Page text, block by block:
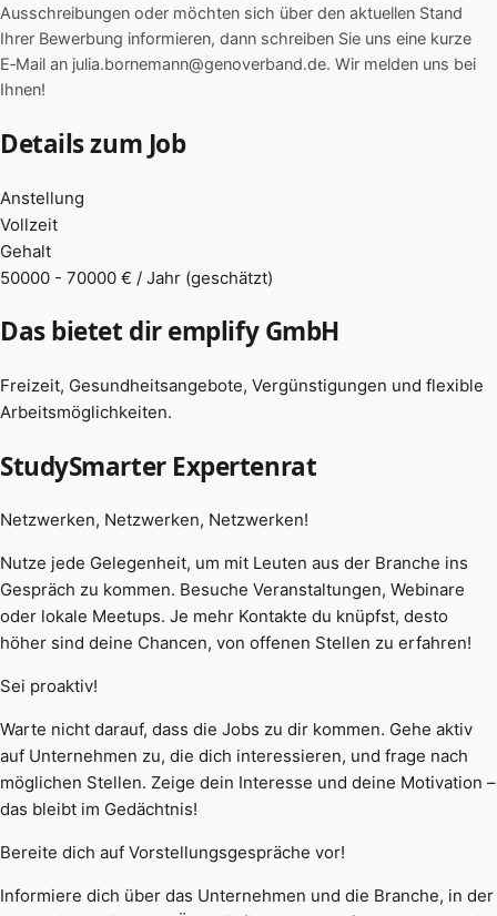
Ausschreibungen oder möchten sich über den aktuellen Stand
Ihrer Bewerbung informieren, dann schreiben Sie uns eine kurze
E‑Mail an julia.bornemann@genoverband.de. Wir melden uns bei
Ihnen!
Details zum Job
Anstellung
Vollzeit
Gehalt
50000 - 70000 € / Jahr (geschätzt)
Das bietet dir emplify GmbH
Freizeit, Gesundheitsangebote, Vergünstigungen und flexible
Arbeitsmöglichkeiten.
StudySmarter Expertenrat
Netzwerken, Netzwerken, Netzwerken!
Nutze jede Gelegenheit, um mit Leuten aus der Branche ins
Gespräch zu kommen. Besuche Veranstaltungen, Webinare
oder lokale Meetups. Je mehr Kontakte du knüpfst, desto
höher sind deine Chancen, von offenen Stellen zu erfahren!
Sei proaktiv!
Warte nicht darauf, dass die Jobs zu dir kommen. Gehe aktiv
auf Unternehmen zu, die dich interessieren, und frage nach
möglichen Stellen. Zeige dein Interesse und deine Motivation –
das bleibt im Gedächtnis!
Bereite dich auf Vorstellungsgespräche vor!
Informiere dich über das Unternehmen und die Branche, in der